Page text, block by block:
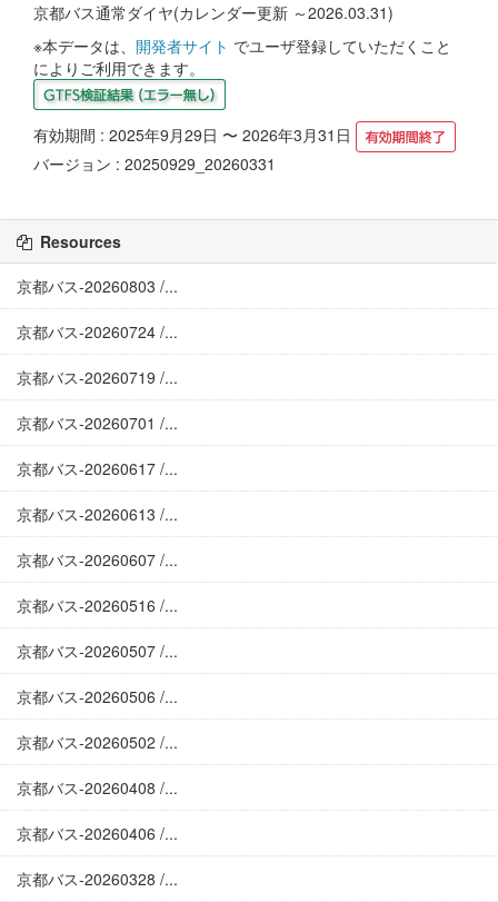
京都バス通常ダイヤ(カレンダー更新 ～2026.03.31)
※本データは、 開発者サイト でユーザ登録していただくこと
によりご利用できます。
有効期間 : 2025年9月29日 〜 2026年3月31日
バージョン : 20250929_20260331
Resources
京都バス-20260803 /...
京都バス-20260724 /...
京都バス-20260719 /...
京都バス-20260701 /...
京都バス-20260617 /...
京都バス-20260613 /...
京都バス-20260607 /...
京都バス-20260516 /...
京都バス-20260507 /...
京都バス-20260506 /...
京都バス-20260502 /...
京都バス-20260408 /...
京都バス-20260406 /...
京都バス-20260328 /...